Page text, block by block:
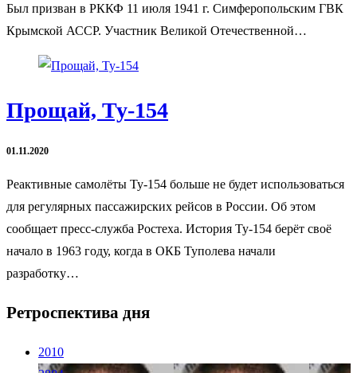
Был призван в РККФ 11 июля 1941 г. Симферопольским ГВК
Крымской АССР. Участник Великой Отечественной…
Прощай, Ту-154
01.11.2020
Реактивные самолёты Ту-154 больше не будет использоваться
для регулярных пассажирских рейсов в России. Об этом
сообщает пресс-служба Ростеха. История Ту-154 берёт своё
начало в 1963 году, когда в ОКБ Туполева начали
разработку…
Ретроспектива дня
2010